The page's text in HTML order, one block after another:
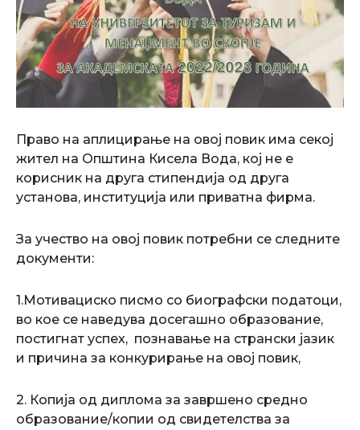
Право на аплицирање на овој повик има секој
жител на Општина Кисела Вода, кој не е
корисник на друга стипендија од друга
установа, институција или приватна фирма.
За учество на овој повик потребни се следните
документи:
1.Мотивациско писмо со биографски податоци,
во кое се наведува досегашно образование,
постигнат успех, познавање на странски јазик
и причина за конкурирање на овој повик,
2. Копија од диплома за завршено средно
образование/копии од свидетелства за